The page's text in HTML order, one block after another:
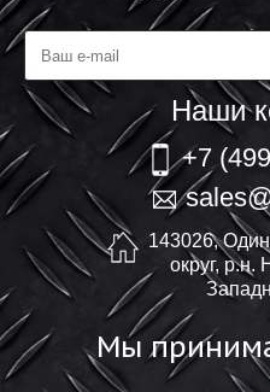
Наши
+7
143026,
округ, р.н.
Мы